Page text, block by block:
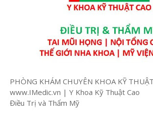
PHÒNG KHÁM CHUYÊN KHOA KỸ
www.IMedic.vn | Y Khoa Kỹ Thuật Cao
Điều Trị và Thẩm Mỹ